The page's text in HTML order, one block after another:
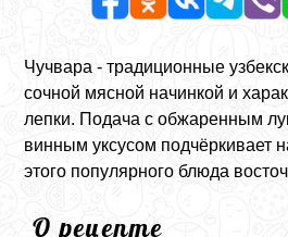
Чучвара - традиционные
сочной мясной начинкой и
лепки. Подача с обжаренным
винным уксусом подчёркивает
этого популярного блюда
О рецепте